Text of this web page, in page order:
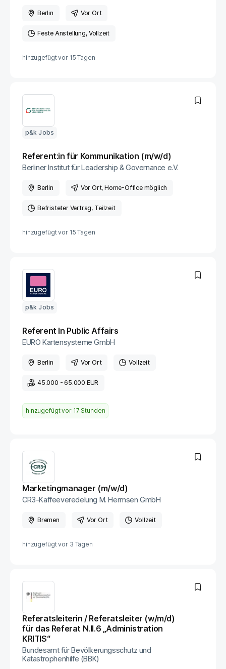
Berlin Vor Ort
Feste Anstellung Vollzeit
hinzugefügt vor 15 Tagen
p&k Jobs
Referent:in für Kommunikation (m/w/d)
Berliner Institut für Leadership & Governance e.V.
Berlin Vor Ort, Home-Office möglich
Befristeter Vertrag Teilzeit
hinzugefügt vor 15 Tagen
p&k Jobs
Referent In Public Affairs
EURO Kartensysteme GmbH
Berlin Vor Ort Vollzeit
45.000 - 65.000 EUR
hinzugefügt vor 17 Stunden
Marketingmanager (m/w/d)
CR3-Kaffeeveredelung M. Hermsen GmbH
Bremen Vor Ort Vollzeit
hinzugefügt vor 3 Tagen
Referats­leiterin / Referats­leiter (w/m/d)
für das Referat N.II.6 „Administration
KRITIS“
Bundesamt für Bevölkerungsschutz und
Katastrophenhilfe (BBK)